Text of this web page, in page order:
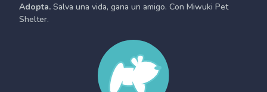
Adopta. Salva una vida, gana un amigo. Con Miwuki Pet
Shelter.